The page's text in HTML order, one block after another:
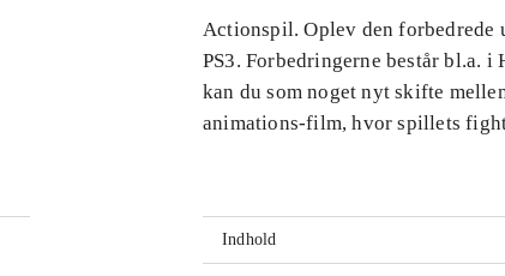
Actionspil. Oplev den forbedrede
PS3. Forbedringerne består bl.a.
kan du som noget nyt skifte
animations-film, hvor spillets
Indhold